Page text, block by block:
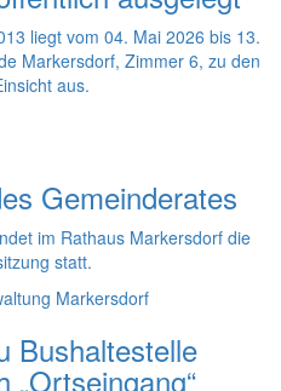
liegt vom 04. Mai 2026 bis 13.
Markersdorf, Zimmer 6, zu den
aus.
Gemeinderates
im Rathaus Markersdorf die
statt.
Markersdorf
Bushaltestelle
„Ortseingang“